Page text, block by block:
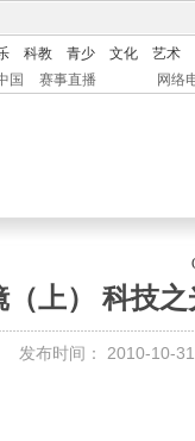
科教 青少 文化
艺术
国 赛事直播 网络
上） 科技之
发布时间： 2010-10-